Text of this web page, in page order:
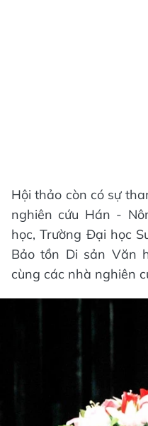
Hội thảo còn có sự
nghiên cứu Hán -
học, Trường Đại học
Bảo tồn Di sản Văn
cùng các nhà nghiên